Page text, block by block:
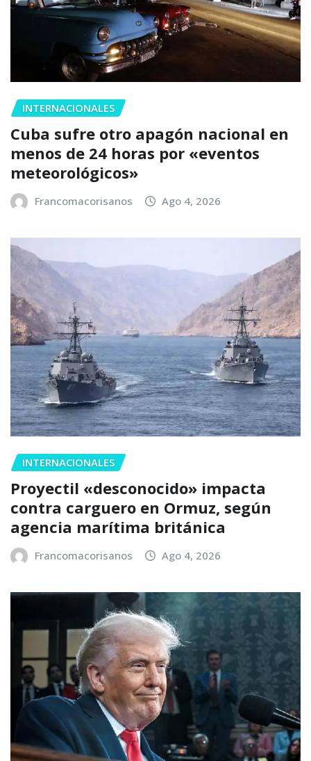
INTERNACIONALES
Cuba sufre otro apagón nacional en
menos de 24 horas por «eventos
meteorológicos»
Francomacorisanos Ago 4, 2026
INTERNACIONALES
Proyectil «desconocido» impacta
contra carguero en Ormuz, según
agencia marítima británica
Francomacorisanos Ago 4, 2026